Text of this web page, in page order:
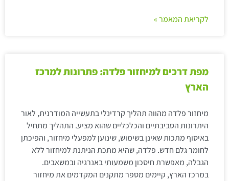
לקריאת המאמר »
מפת דרכים למיחזור פלדה: פתרונות למרכז
הארץ
מיחזור פלדה מהווה תהליך קרדינלי בתעשייה המודרנית, לאור
היתרונות הסביבתיים והכלכליים שהוא מציע. התהליך מתחיל
באיסוף מתכות שאינן בשימוש, שינוען למפעלי מיחזור, והפיכתן
לחומר גלם חדש. פלדה, שהיא מתכת הניתנת למיחזור ללא
הגבלה, מאפשרת חיסכון משמעותי באנרגיה ובמשאבים.
במרכז הארץ, קיימים מספר מתקנים המקדמים את מיחזור